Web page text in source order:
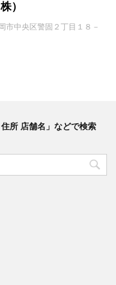
）
市中央区警固２丁目１８－
所 店舗名」などで検索